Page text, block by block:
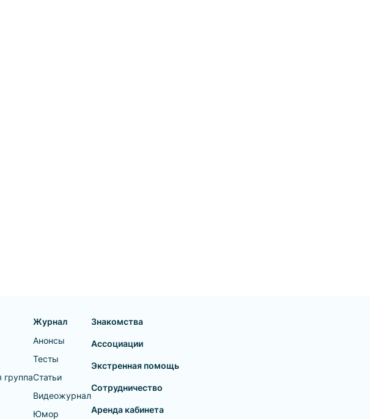
группа
Журнал
Анонсы
Тесты
Статьи
Видеожурнал
Юмор
Знакомства
Ассоциации
Экстренная помощь
Сотрудничество
Аренда кабинета